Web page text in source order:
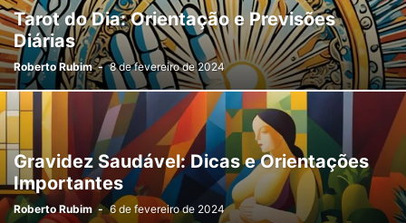
Tarot do Dia: Orientação e Previsões
Diárias
Roberto Rubim - 8 de fevereiro de 2024
Gravidez Saudável: Dicas e Orientações
Importantes
Roberto Rubim - 6 de fevereiro de 2024